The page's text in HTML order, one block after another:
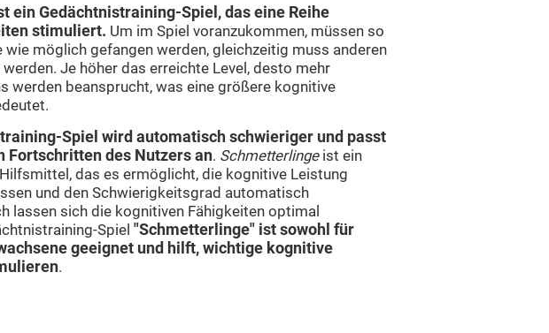
ein Gedächtnistraining-Spiel, das eine Reihe
stimuliert. Um im Spiel voranzukommen, müssen so
wie möglich gefangen werden, gleichzeitig muss anderen
Je höher das erreichte Level, desto mehr
werden beansprucht, was eine größere kognitive
Spiel wird automatisch schwieriger und passt
Fortschritten des Nutzers an. Schmetterlingeist ein
das es ermöglicht, die kognitive Leistung
und den Schwierigkeitsgrad automatisch
lassen sich die kognitiven Fähigkeiten optimal
Spiel "Schmetterlinge" ist sowohl für
geeignet und hilft, wichtige kognitive
.